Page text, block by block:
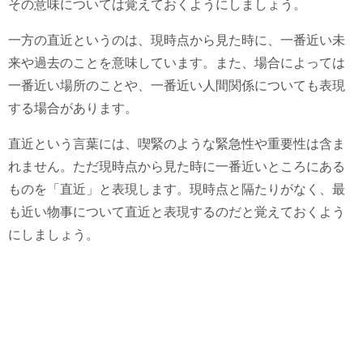
その意味については覚えておくようにしましょう。
一方の直近というのは、現時点から見た時に、一番近い未
来や過去のことを意味しています。また、場合によっては
一番近い場所のことや、一番近い人間関係についても表現
する場合があります。
直近という言葉には、喫緊のような緊急性や重要性は含ま
れません。ただ現時点から見た時に一番近いところにある
ものを「直近」と表現します。現時点と隔たりがなく、最
も近い物事について直近と表現するのだと覚えておくよう
にしましょう。